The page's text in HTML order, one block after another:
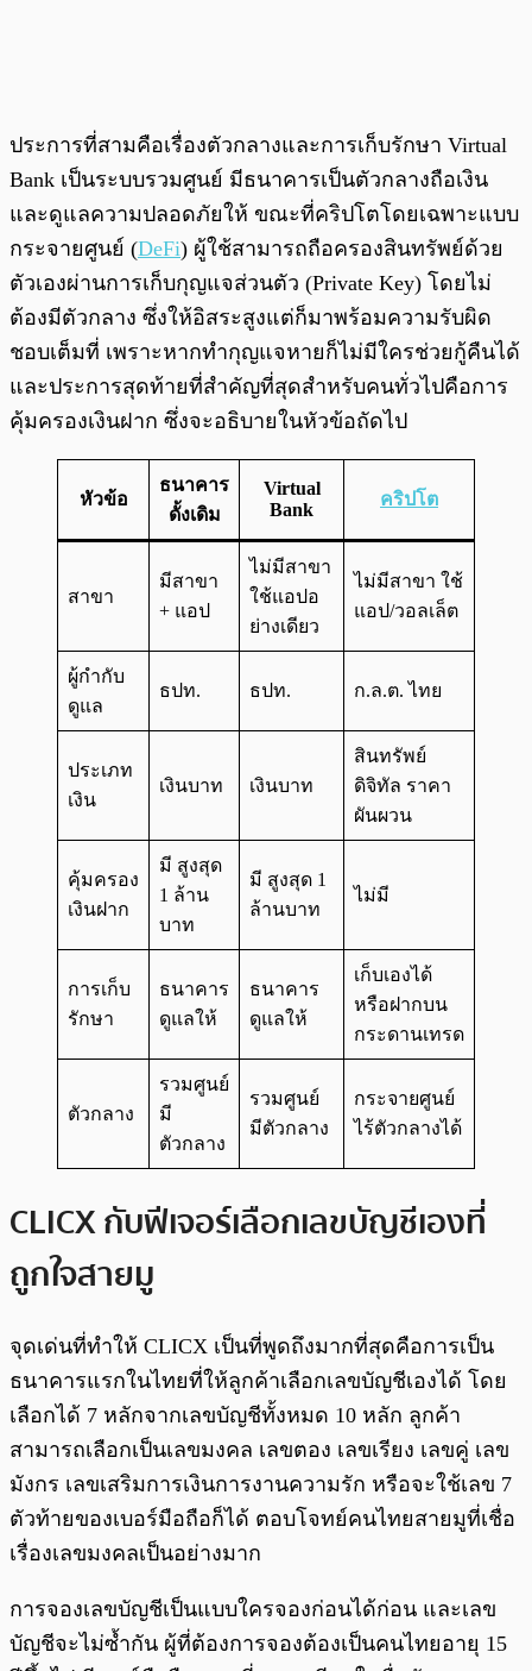
ประการที่สามคือเรื่องตัวกลางและการเก็บรักษา Virtual
Bank เป็นระบบรวมศูนย์ มีธนาคารเป็นตัวกลางถือเงิน
และดูแลความปลอดภัยให้ ขณะที่คริปโตโดยเฉพาะแบบ
กระจายศูนย์ (DeFi) ผู้ใช้สามารถถือครองสินทรัพย์ด้วย
ตัวเองผ่านการเก็บกุญแจส่วนตัว (Private Key) โดยไม่
ต้องมีตัวกลาง ซึ่งให้อิสระสูงแต่ก็มาพร้อมความรับผิด
ชอบเต็มที่ เพราะหากทำกุญแจหายก็ไม่มีใครช่วยกู้คืนได้
และประการสุดท้ายที่สำคัญที่สุดสำหรับคนทั่วไปคือการ
คุ้มครองเงินฝาก ซึ่งจะอธิบายในหัวข้อถัดไป
หัวข้อ
ธนาคาร
ดั้งเดิม
Virtual
Bank
คริปโต
สาขา
มีสาขา
+ แอป
ไม่มีสาขา
ใช้แอปอ
ย่างเดียว
ไม่มีสาขา ใช้
แอป/วอลเล็ต
ผู้กำกับ
ดูแล
ธปท. ธปท. ก.ล.ต. ไทย
ประเภท
เงิน
เงินบาท เงินบาท
สินทรัพย์
ดิจิทัล ราคา
ผันผวน
คุ้มครอง
เงินฝาก
มี สูงสุด
1 ล้าน
บาท
มี สูงสุด 1
ล้านบาท
ไม่มี
การเก็บ
รักษา
ธนาคาร
ดูแลให้
ธนาคาร
ดูแลให้
เก็บเองได้
หรือฝากบน
กระดานเทรด
ตัวกลาง
รวมศูนย์
มี
ตัวกลาง
รวมศูนย์
มีตัวกลาง
กระจายศูนย์
ไร้ตัวกลางได้
CLICX กับฟีเจอร์เลือกเลขบัญชีเองที่
ถูกใจสายมู
จุดเด่นที่ทำให้ CLICX เป็นที่พูดถึงมากที่สุดคือการเป็น
ธนาคารแรกในไทยที่ให้ลูกค้าเลือกเลขบัญชีเองได้ โดย
เลือกได้ 7 หลักจากเลขบัญชีทั้งหมด 10 หลัก ลูกค้า
สามารถเลือกเป็นเลขมงคล เลขตอง เลขเรียง เลขคู่ เลข
มังกร เลขเสริมการเงินการงานความรัก หรือจะใช้เลข 7
ตัวท้ายของเบอร์มือถือก็ได้ ตอบโจทย์คนไทยสายมูที่เชื่อ
เรื่องเลขมงคลเป็นอย่างมาก
การจองเลขบัญชีเป็นแบบใครจองก่อนได้ก่อน และเลข
บัญชีจะไม่ซ้ำกัน ผู้ที่ต้องการจองต้องเป็นคนไทยอายุ 15